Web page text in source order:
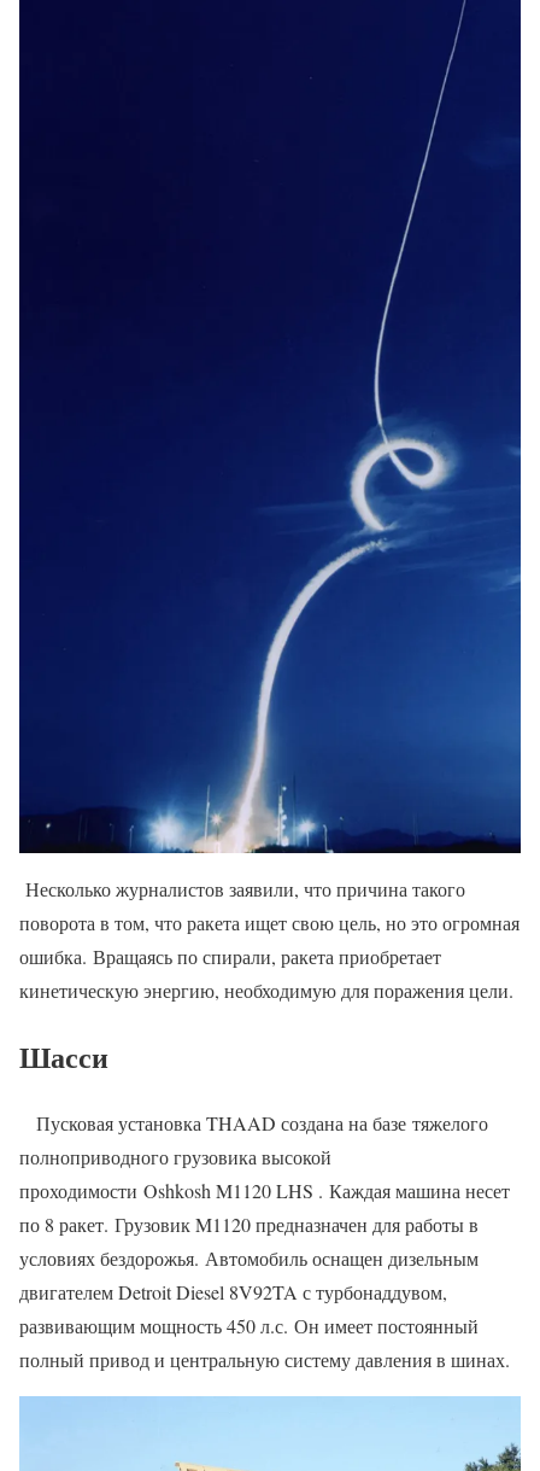
Несколько журналистов заявили, что причина такого
поворота в том, что ракета ищет свою цель, но это огромная
ошибка. Вращаясь по спирали, ракета приобретает
кинетическую энергию, необходимую для поражения цели.
Шасси
Пусковая установка THAAD создана на базе тяжелого
полноприводного грузовика высокой
проходимости Oshkosh M1120 LHS . Каждая машина несет
по 8 ракет. Грузовик M1120 предназначен для работы в
условиях бездорожья. Автомобиль оснащен дизельным
двигателем Detroit Diesel 8V92TA с турбонаддувом,
развивающим мощность 450 л.с. Он имеет постоянный
полный привод и центральную систему давления в шинах.